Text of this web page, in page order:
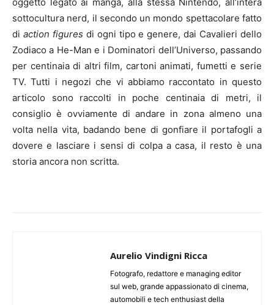
sottocultura nerd, il secondo un mondo spettacolare fatto
di action figures di ogni tipo e genere, dai Cavalieri dello
Zodiaco a He-Man e i Dominatori dell’Universo, passando
per centinaia di altri film, cartoni animati, fumetti e serie
TV. Tutti i negozi che vi abbiamo raccontato in questo
articolo sono raccolti in poche centinaia di metri, il
consiglio è ovviamente di andare in zona almeno una
volta nella vita, badando bene di gonfiare il portafogli a
dovere e lasciare i sensi di colpa a casa, il resto è una
storia ancora non scritta.
Aurelio Vindigni Ricca
Fotografo, redattore e managing editor
sul web, grande appassionato di cinema,
automobili e tech enthusiast della